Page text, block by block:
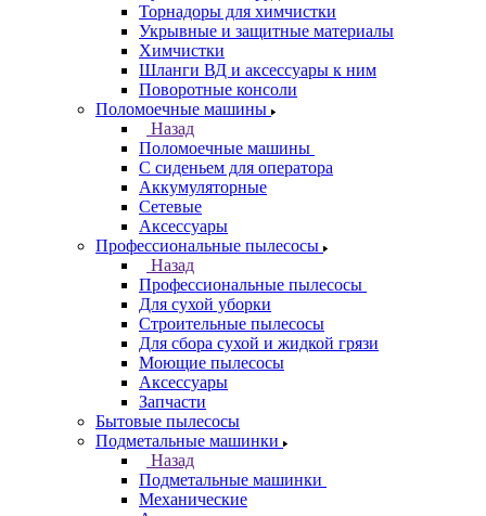
Торнадоры для химчистки
Укрывные и защитные материалы
Химчистки
Шланги ВД и аксессуары к ним
Поворотные консоли
Поломоечные машины
Назад
Поломоечные машины
С сиденьем для оператора
Аккумуляторные
Сетевые
Аксессуары
Профессиональные пылесосы
Назад
Профессиональные пылесосы
Для сухой уборки
Строительные пылесосы
Для сбора сухой и жидкой грязи
Моющие пылесосы
Аксессуары
Запчасти
Бытовые пылесосы
Подметальные машинки
Назад
Подметальные машинки
Механические